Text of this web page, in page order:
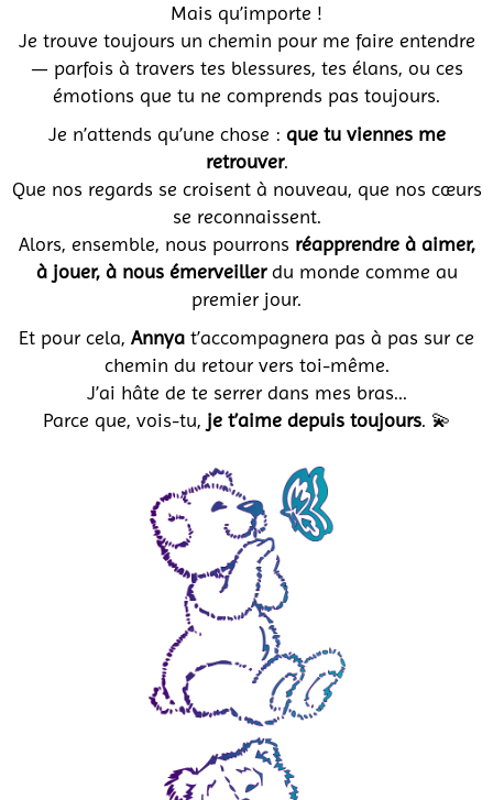
Mais qu’importe !
Je trouve toujours un chemin pour me faire entendre
— parfois à travers tes blessures, tes élans, ou ces
émotions que tu ne comprends pas toujours.
Je n’attends qu’une chose : que tu viennes me
retrouver.
Que nos regards se croisent à nouveau, que nos cœurs
se reconnaissent.
Alors, ensemble, nous pourrons réapprendre à aimer,
à jouer, à nous émerveillerdu monde comme au
premier jour.
Et pour cela, Annya t’accompagnera pas à pas sur ce
chemin du retour vers toi-même.
J’ai hâte de te serrer dans mes bras...
Parce que, vois-tu, je t’aime depuis toujours. 💫